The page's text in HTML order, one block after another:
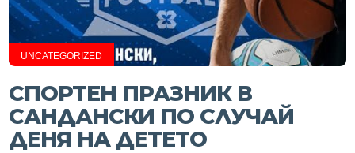
UNCATEGORIZED
СПОРТЕН ПРАЗНИК В
САНДАНСКИ ПО СЛУЧАЙ
ДЕНЯ НА ДЕТЕТО